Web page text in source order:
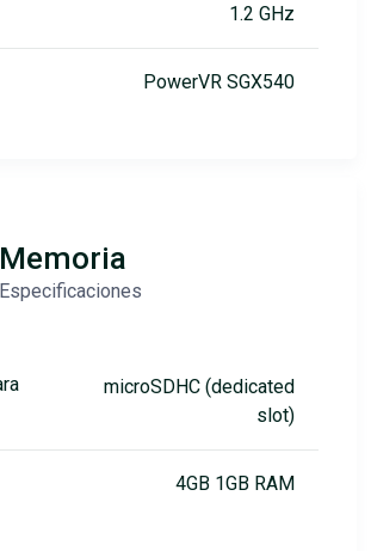
1.2 GHz
PowerVR SGX540
Memoria
Especificaciones
microSDHC (dedicated
slot)
4GB 1GB RAM